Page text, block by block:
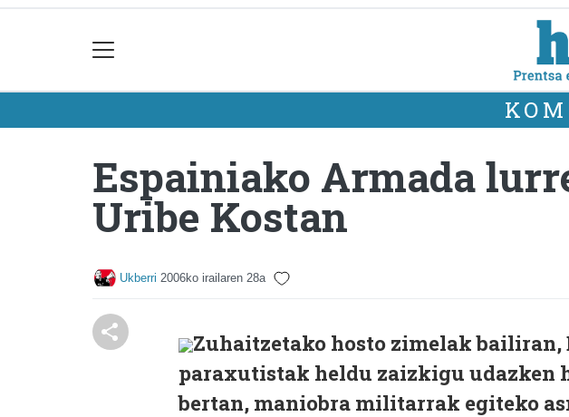
Espainiako Armada
Uribe Kostan
Ukberri 2006ko irailaren 28a
Zuhaitzetako hosto zimelak bailiran,
paraxutistak heldu zaizkigu udazken
bertan, maniobra militarrak egiteko